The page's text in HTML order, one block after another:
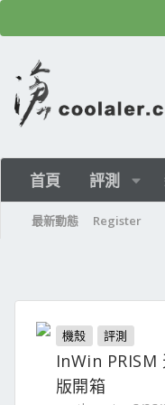
首頁 評測
最新動態 Register
機殼 評測
InWin
版開箱